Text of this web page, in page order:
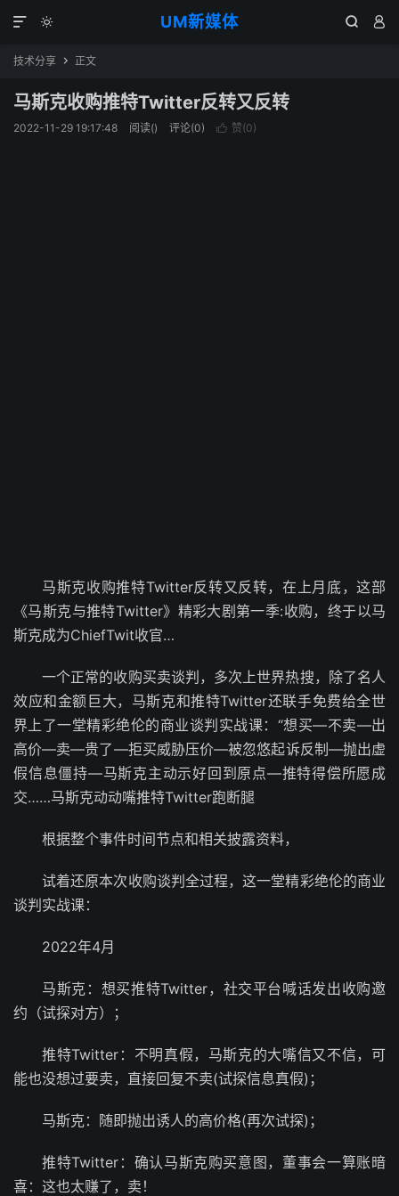
UM新媒体
  

技术分享  正文
马斯克收购推特Twitter反转又反转
2022-11-29 19:17:48 阅读() 评论(0)  赞(0)
马斯克收购推特Twitter反转又反转，在上月底，这部
《马斯克与推特Twitter》精彩大剧第一季:收购，终于以马
斯克成为ChiefTwit收官…
一个正常的收购买卖谈判，多次上世界热搜，除了名人
效应和金额巨大，马斯克和推特Twitter还联手免费给全世
界上了一堂精彩绝伦的商业谈判实战课：“想买—不卖—出
高价—卖—贵了—拒买威胁压价—被忽悠起诉反制—抛出虚
假信息僵持—马斯克主动示好回到原点—推特得偿所愿成
交……马斯克动动嘴推特Twitter跑断腿
根据整个事件时间节点和相关披露资料，
试着还原本次收购谈判全过程，这一堂精彩绝伦的商业
谈判实战课：
2022年4月
马斯克：想买推特Twitter，社交平台喊话发出收购邀
约（试探对方）；
推特Twitter：不明真假，马斯克的大嘴信又不信，可
能也没想过要卖，直接回复不卖(试探信息真假)；
马斯克：随即抛出诱人的高价格(再次试探)；
推特Twitter：确认马斯克购买意图，董事会一算账暗
喜：这也太赚了，卖！